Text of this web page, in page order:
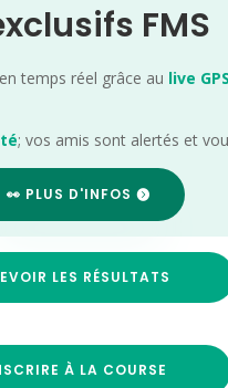
FMS
temps réel grâce au live GPS
; vos amis sont alertés et
👀 PLUS D'INFOS
LES RÉSULTATS
À LA COURSE